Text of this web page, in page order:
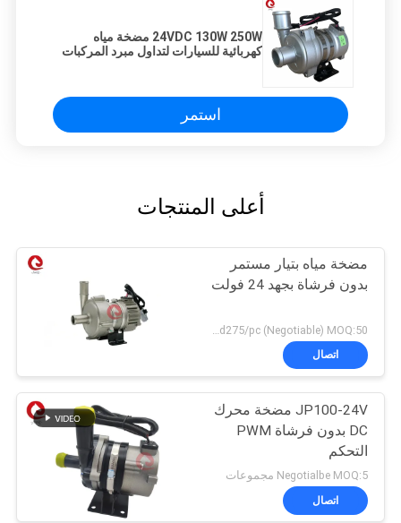
24VDC 130W 250W مضخة مياه
كهربائية للسيارات لتداول مبرد المركبات
استمر
أعلى المنتجات
مضخة مياه بتيار مستمر
بدون فرشاة بجهد 24 فولت
اتصال
JP100-24V مضخة محرك
DC بدون فرشاة PWM
التحكم
Negotialbe MOQ:5 مجموعات
اتصال